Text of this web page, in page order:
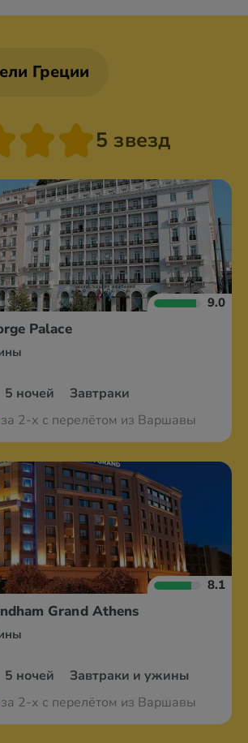
Греции
5 звезд
9.0
Palace
5 ночей Завтраки
за 2-х с перелётом из Варшавы
8.1
Grand Athens
5 ночей Завтраки и ужины
за 2-х с перелётом из Варшавы